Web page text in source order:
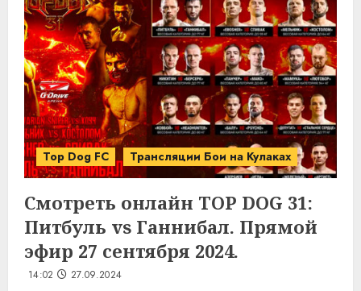
Top Dog FC Трансляции Бои на Кулаках
Смотреть онлайн TOP DOG 31:
Питбуль vs Ганнибал. Прямой
эфир 27 сентября 2024.
14:02 27.09.2024